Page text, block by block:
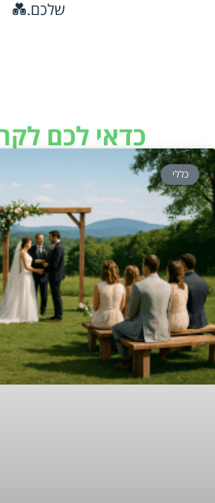
שלכם.💑
כדאי לכם
כללי